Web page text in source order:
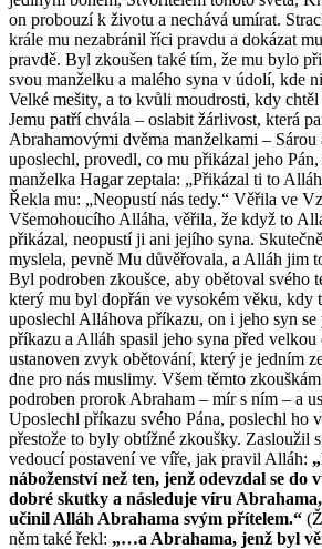
on probouzí k životu a nechává umírat.
krále mu nezabránil říci pravdu a dokázat
pravdě. Byl zkoušen také tím, že mu bylo
svou manželku a malého syna v údolí, kde
Velké mešity, a to kvůli moudrosti, kdy
Jemu patří chvála – oslabit žárlivost, která
Abrahamovými dvěma manželkami – Sárou
uposlechl, provedl, co mu přikázal jeho
manželka Hagar zeptala: „Přikázal ti to
Řekla mu: „Neopustí nás tedy.“ Věřila ve
Všemohoucího Alláha, věřila, že když to
přikázal, neopustí ji ani jejího syna.
myslela, pevně Mu důvěřovala, a Alláh jim
Byl podroben zkoušce, aby obětoval svého
který mu byl dopřán ve vysokém věku, kdy
uposlechl Alláhova příkazu, on i jeho syn
příkazu a Alláh spasil jeho syna před
ustanoven zvyk obětování, který je jedním
dne pro nás muslimy. Všem těmto
podroben prorok Abraham – mír s ním – a
Uposlechl příkazu svého Pána, poslechl ho
přestože to byly obtížné zkoušky. Zasloužil
vedoucí postavení ve víře, jak pravil Alláh:
náboženství než ten, jenž odevzdal se do
dobré skutky a následuje víru
učinil Alláh Abrahama svým přítelem.“
něm také řekl: „…a Abrahama, jenž byl